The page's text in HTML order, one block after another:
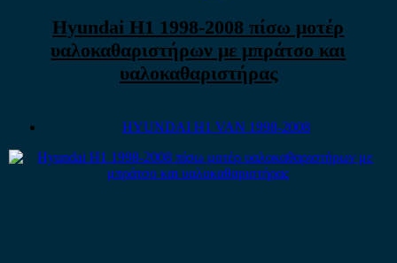
Hyundai H1 1998-2008 πίσω μοτέρ
υαλοκαθαριστήρων με μπράτσο και
υαλοκαθαριστήρας
HYUNDAI H1 VAN 1998-2008